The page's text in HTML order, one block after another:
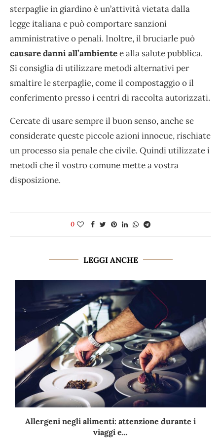
sterpaglie in giardino è un’attività vietata dalla
legge italiana e può comportare sanzioni
amministrative o penali. Inoltre, il bruciarle può
causare danni all’ambientee alla salute pubblica.
Si consiglia di utilizzare metodi alternativi per
smaltire le sterpaglie, come il compostaggio o il
conferimento presso i centri di raccolta autorizzati.
Cercate di usare sempre il buon senso, anche se
considerate queste piccole azioni innocue, rischiate
un processo sia penale che civile. Quindi utilizzate i
metodi che il vostro comune mette a vostra
disposizione.
0
LEGGI ANCHE
Allergeni negli alimenti: attenzione durante i
viaggi e...